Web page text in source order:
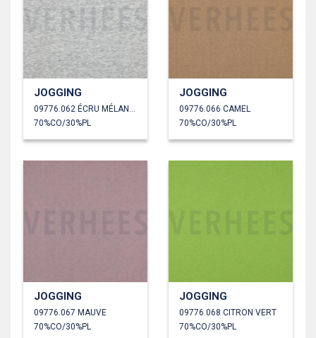
JOGGING
70%CO/30%PL
JOGGING
09776.066 CAMEL
70%CO/30%PL
JOGGING
09776.067 MAUVE
70%CO/30%PL
JOGGING
09776.068 CITRON VERT
70%CO/30%PL